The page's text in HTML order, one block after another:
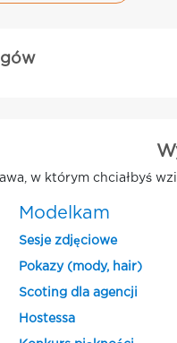
w którym chciałbyś
Modelkam
Sesje zdjęciowe
Pokazy (mody, hair)
Scoting dla agencji
Hostessa